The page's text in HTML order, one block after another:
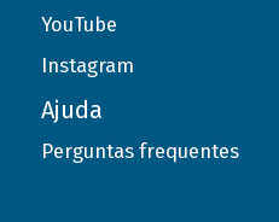
YouTube
Instagram
Ajuda
Perguntas frequentes